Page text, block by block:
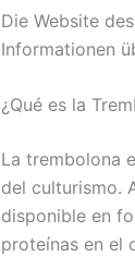
Die Website
Informationen
¿Qué es la
La trembolona
del culturismo.
disponible en
proteínas en el